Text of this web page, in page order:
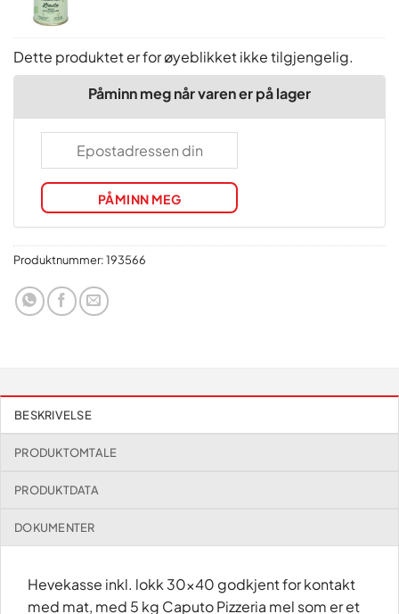
Dette produktet er for øyeblikket ikke tilgjengelig.
Påminn meg når varen er på lager
PÅMINN MEG
Produktnummer:193566
BESKRIVELSE
PRODUKTOMTALE
PRODUKTDATA
DOKUMENTER
Hevekasse inkl. lokk 30×40 godkjent for kontakt
med mat, med 5 kg Caputo Pizzeria mel som er et